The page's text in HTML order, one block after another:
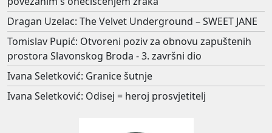
Dragan Uzelac: The Velvet Underground – SWEET JANE
Tomislav Pupić: Otvoreni poziv za obnovu zapuštenih
prostora Slavonskog Broda - 3. završni dio
Ivana Seletković: Granice šutnje
Ivana Seletković: Odisej = heroj prosvjetitelj